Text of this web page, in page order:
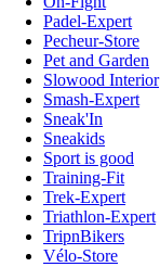
Padel-Expert
Pecheur-Store
Pet and Garden
Slowood Interior
Smash-Expert
Sneak'In
Sneakids
Sport is good
Training-Fit
Trek-Expert
Triathlon-Expert
TripnBikers
Vélo-Store